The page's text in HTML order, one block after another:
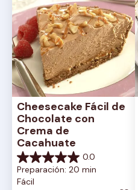
Cheesecake Fácil de
Chocolate con
Crema de
Cacahuate
0.0
0.0
de
5
Preparación: 20 min
Fácil